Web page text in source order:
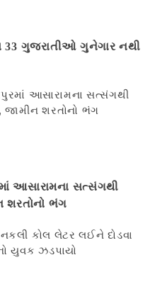
33 ગુજરાતીઓ ગુનેગાર નથી
આસારામના સત્સંગથી
શરતોનો ભંગ